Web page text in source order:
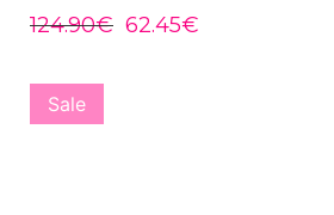
124.90€ 62.45€
Sale